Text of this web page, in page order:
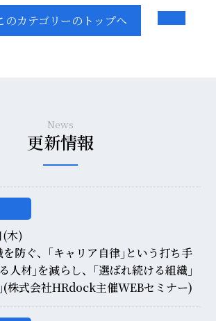
のカテゴリーのトップへ
News
更新情報
(木)
防ぐ、｢キャリア自律｣という打ち手
人材｣を減らし、｢選ばれ続ける組織｣
(株式会社HRdock主催WEBセミナー)